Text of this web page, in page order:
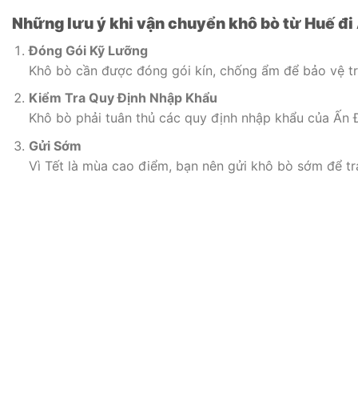
Những lưu ý khi vận chuyển khô bò từ Huế
Đóng Gói Kỹ Lưỡng
Khô bò cần được đóng gói kín, chống ẩm để bảo vệ
Kiểm Tra Quy Định Nhập Khẩu
Khô bò phải tuân thủ các quy định nhập khẩu của
Gửi Sớm
Vì Tết là mùa cao điểm, bạn nên gửi khô bò sớm để